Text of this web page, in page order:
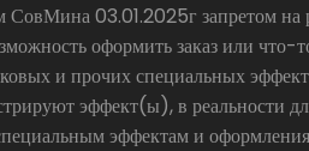
СовМина 03.01.2025г запретом
оформить заказ или
и прочих специальных
эффект(ы), в реальности
эффектам и